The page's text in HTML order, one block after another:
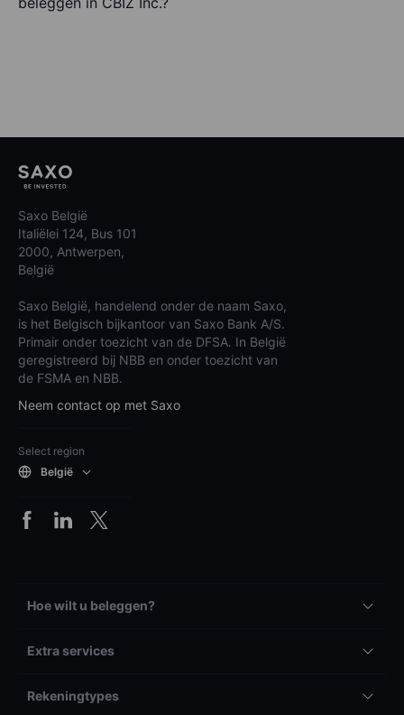
Saxo België
Italiëlei 124, Bus 101
2000, Antwerpen,
België
Saxo België, handelend onder de naam Saxo,
is het Belgisch bijkantoor van Saxo Bank A/S.
Primair onder toezicht van de DFSA. In België
geregistreerd bij NBB en onder toezicht van
de FSMA en NBB.
Neem contact op met Saxo
Select region
België
Hoe wilt u beleggen?
Extra services
Rekeningtypes